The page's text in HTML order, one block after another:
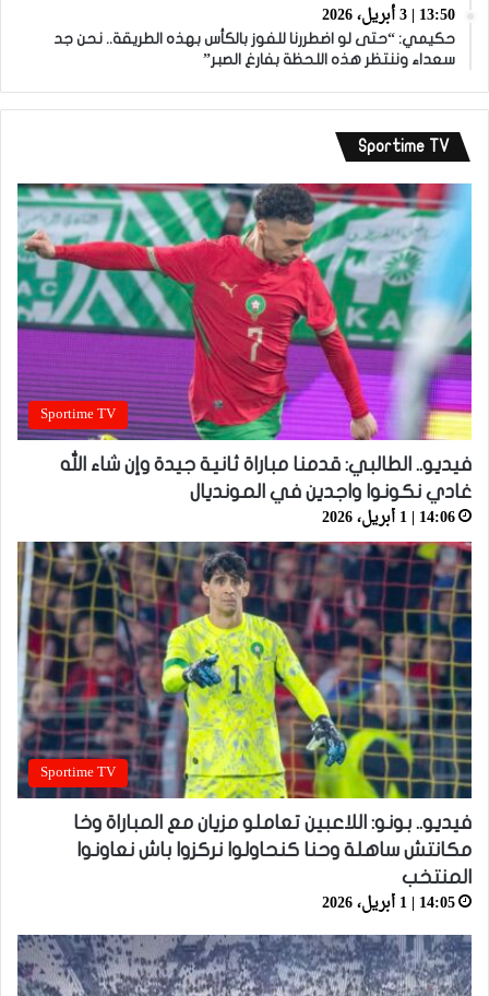
13:50 | 3 أبريل، 2026
حكيمي: “حتى لو اضطررنا للفوز بالكأس بهذه الطريقة.. نحن جد
سعداء وننتظر هذه اللحظة بفارغ الصبر”
Sportime TV
Sportime TV
فيديو.. الطالبي: قدمنا مباراة ثانية جيدة وإن شاء الله
غادي نكونوا واجدين في المونديال
14:06 | 1 أبريل، 2026
Sportime TV
فيديو.. بونو: اللاعبين تعاملو مزيان مع المباراة وخا
مكانتش ساهلة وحنا كنحاولوا نركزوا باش نعاونوا
المنتخب
14:05 | 1 أبريل، 2026